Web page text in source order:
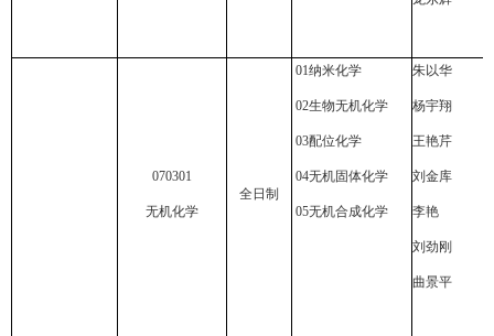
070301
无机化学
全日制
01纳米化学
02生物无机化学
03配位化学
04无机固体化学
05无机合成化学
朱以华
杨宇翔
王艳芹
刘金库
李艳
刘劲刚
曲景平